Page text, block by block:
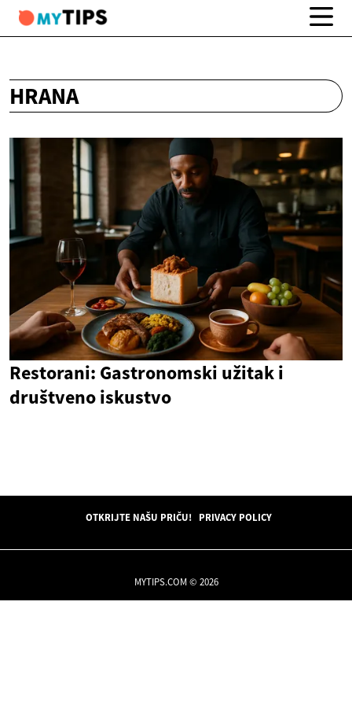
HRANA
Restorani: Gastronomski užitak i
društveno iskustvo
OTKRIJTE NAŠU PRIČU! PRIVACY POLICY
MYTIPS.COM © 2026